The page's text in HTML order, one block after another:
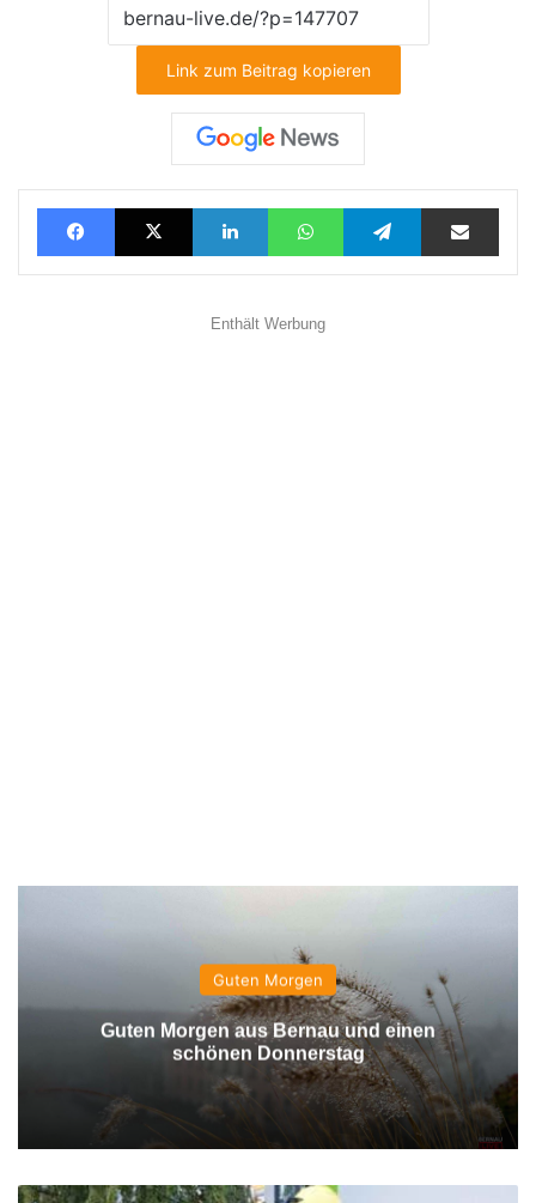
Link zum Beitrag kopieren
FacebookX LinkedInWhatsAppTelegramTeilen via E-Mail
Enthält Werbung
Guten Morgen
Guten Morgen aus Bernau und einen
schönen Donnerstag